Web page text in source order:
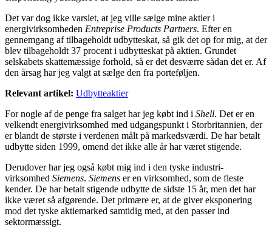
Det var dog ikke varslet, at jeg ville sælge mine aktier i
energivirksomheden Entreprise Products Partners. Efter en
gennemgang af tilbageholdt udbytteskat, så gik det op for mig, at der
blev tilbageholdt 37 procent i udbytteskat på aktien. Grundet
selskabets skattemæssige forhold, så er det desværre sådan det er. Af
den årsag har jeg valgt at sælge den fra porteføljen.
Relevant artikel: Udbytteaktier
For nogle af de penge fra salget har jeg købt ind i Shell. Det er en
velkendt energivirksomhed med udgangspunkt i Storbritannien, der
er blandt de største i verdenen målt på markedsværdi. De har betalt
udbytte siden 1999, omend det ikke alle år har været stigende.
Derudover har jeg også købt mig ind i den tyske industri-
virksomhed Siemens. Siemens er en virksomhed, som de fleste
kender. De har betalt stigende udbytte de sidste 15 år, men det har
ikke været så afgørende. Det primære er, at de giver eksponering
mod det tyske aktiemarked samtidig med, at den passer ind
sektormæssigt.